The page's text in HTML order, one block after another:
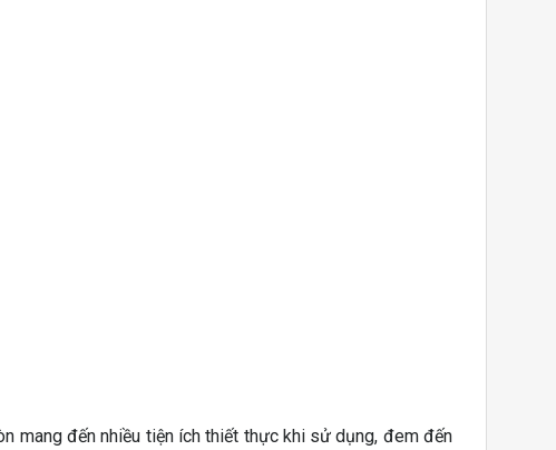
mang đến nhiều tiện ích thiết thực khi sử dụng, đem đến